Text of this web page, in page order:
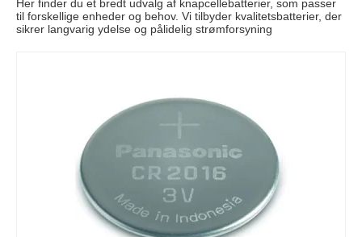
Her finder du et bredt udvalg af knapcellebatterier, som passer
til forskellige enheder og behov. Vi tilbyder kvalitetsbatterier, der
sikrer langvarig ydelse og pålidelig strømforsyning